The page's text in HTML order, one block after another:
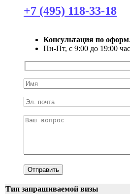
+7 (495) 118-33-18
Консультация по
Пн-Пт, с 9:00 до 19:00
Тип запрашиваемой визы